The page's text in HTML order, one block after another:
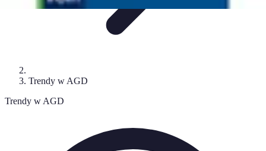
Trendy w AGD
Trendy w AGD